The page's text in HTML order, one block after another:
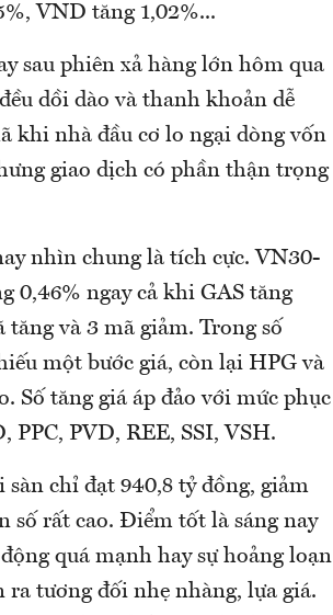
VND tăng 1,02%...
sau phiên xả hàng lớn hôm qua
dồi dào và thanh khoản dễ
khi nhà đầu cơ lo ngại dòng vốn
giao dịch có phần thận trọng
nhìn chung là tích cực. VN30-
0,46% ngay cả khi GAS tăng
và 3 mã giảm. Trong số
một bước giá, còn lại HPG và
Số tăng giá áp đảo với mức phục
PVD, REE, SSI, VSH.
chỉ đạt 940,8 tỷ đồng, giảm
số rất cao. Điểm tốt là sáng nay
quá mạnh hay sự hoảng loạn
ra tương đối nhẹ nhàng, lựa giá.